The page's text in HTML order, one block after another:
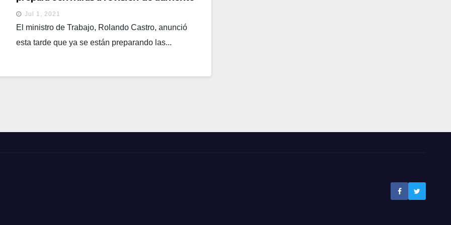
salarial del 20% anunciado por el
presidente
Jul 1, 2021
El ministro de Trabajo, Rolando Castro, anunció
esta tarde que ya se están preparando las...